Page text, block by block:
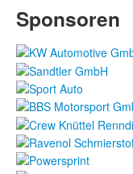
Sponsoren